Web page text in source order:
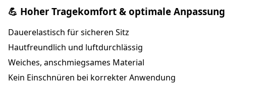
💪 Hoher Tragekomfort & optimale Anpassung
Dauerelastisch für sicheren Sitz
Hautfreundlich und luftdurchlässig
Weiches, anschmiegsames Material
Kein Einschnüren bei korrekter Anwendung